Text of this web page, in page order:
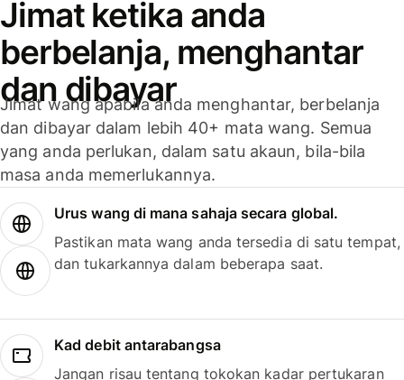
Jimat ketika anda
berbelanja, menghantar
dan dibayar
Jimat wang apabila anda menghantar, berbelanja
dan dibayar dalam lebih 40+ mata wang. Semua
yang anda perlukan, dalam satu akaun, bila-bila
masa anda memerlukannya.
Urus wang di mana sahaja secara global.
Pastikan mata wang anda tersedia di satu tempat,
dan tukarkannya dalam beberapa saat.
Kad debit antarabangsa
Jangan risau tentang tokokan kadar pertukaran